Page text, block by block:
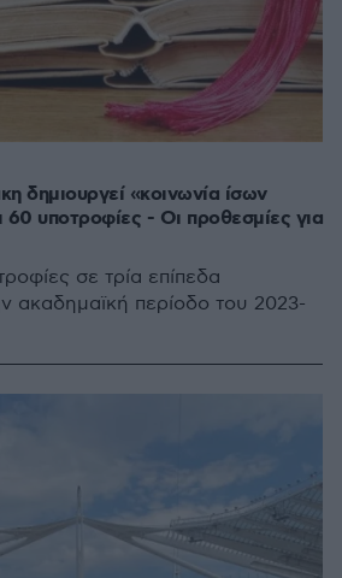
δημιουργεί «κοινωνία ίσων
60 υποτροφίες - Οι προθεσμίες για
σε τρία επίπεδα
ακαδημαϊκή περίοδο του 2023-